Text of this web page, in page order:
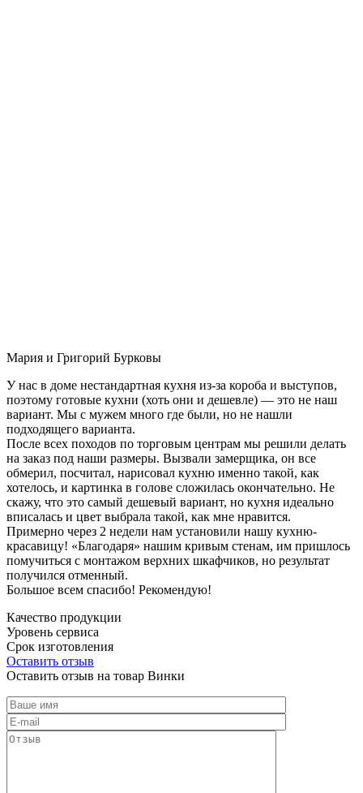
Мария и Григорий Бурковы
У нас в доме нестандартная кухня из-за короба и выступов,
поэтому готовые кухни (хоть они и дешевле) — это не наш
вариант. Мы с мужем много где были, но не нашли
подходящего варианта.
После всех походов по торговым центрам мы решили делать
на заказ под наши размеры. Вызвали замерщика, он все
обмерил, посчитал, нарисовал кухню именно такой, как
хотелось, и картинка в голове сложилась окончательно. Не
скажу, что это самый дешевый вариант, но кухня идеально
вписалась и цвет выбрала такой, как мне нравится.
Примерно через 2 недели нам установили нашу кухню-
красавицу! «Благодаря» нашим кривым стенам, им пришлось
помучиться с монтажом верхних шкафчиков, но результат
получился отменный.
Большое всем спасибо! Рекомендую!
Качество продукции
Уровень сервиса
Срок изготовления
Оставить отзыв
Оставить отзыв на товар Винки